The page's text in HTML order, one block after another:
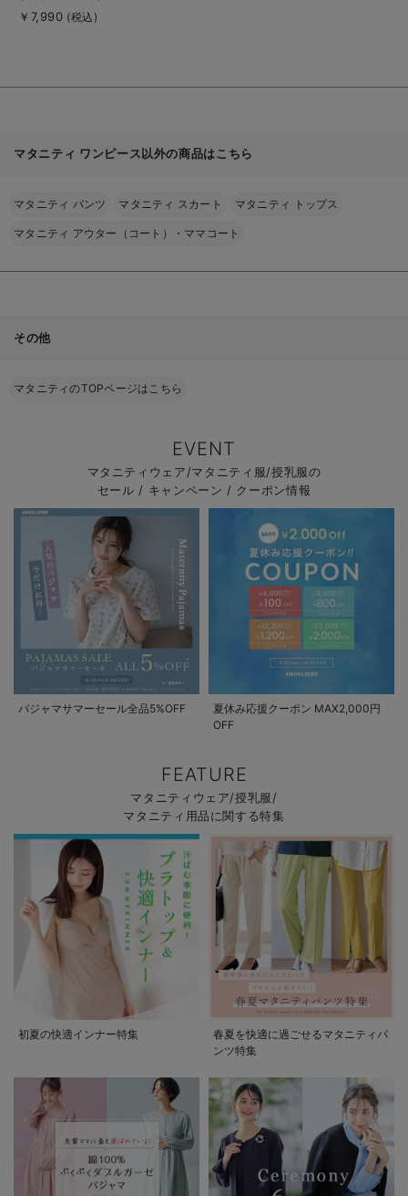
細
を
ンパースカート マタ
￥7,990 (税込)
マタニティ ワンピース以外の商品はこちら
マタニティ パンツ マタニティ スカート マタニティ トップス
マタニティ アウター（コート）・ママコート
その他
マタニティのTOPページはこちら
EVENT
マタニティウェア/マタニティ服/授乳服の
セール / キャンペーン / クーポン情報
パジャマサマーセール全品5%OFF
夏休み応援クーポン MAX2,000円
OFF
FEATURE
マタニティウェア/授乳服/
マタニティ用品に関する特集
初夏の快適インナー特集
春夏を快適に過ごせるマタニティパ
ンツ特集